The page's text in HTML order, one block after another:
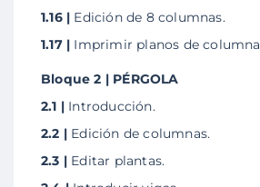
1.16 | Edición de 8 columnas.
1.17 | Imprimir planos de
Bloque 2 | PÉRGOLA
2.1 | Introducción.
2.2 | Edición de columnas.
2.3 | Editar plantas.